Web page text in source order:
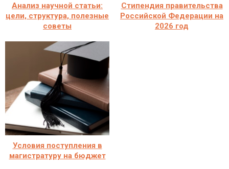
Анализ научной статьи:
цели, структура, полезные
советы
Стипендия правительства
Российской Федерации на
2026 год
Условия поступления в
магистратуру на бюджет